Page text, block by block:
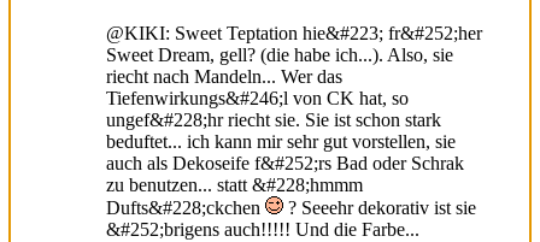
@KIKI: Sweet Teptation hie&#223; fr&#252;her
Sweet Dream, gell? (die habe ich...). Also, sie
riecht nach Mandeln... Wer das
Tiefenwirkungs&#246;l von CK hat, so
ungef&#228;hr riecht sie. Sie ist schon stark
beduftet... ich kann mir sehr gut vorstellen, sie
auch als Dekoseife f&#252;rs Bad oder Schrak
zu benutzen... statt &#228;hmmm
Dufts&#228;ckchen
? Seeehr dekorativ ist sie
&#252;brigens auch!!!!! Und die Farbe...